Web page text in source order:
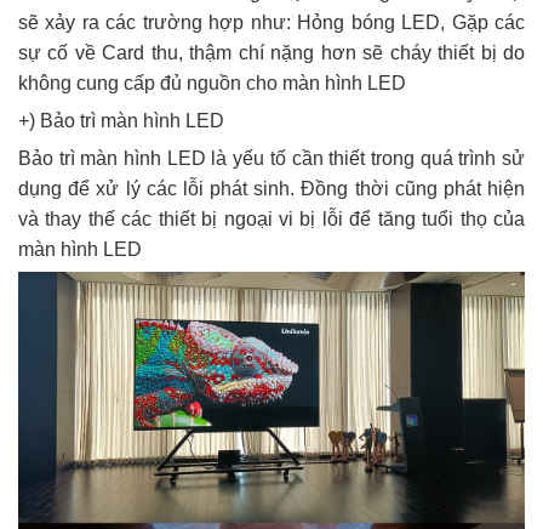
sẽ xảy ra các trường hợp như: Hỏng bóng LED, Gặp các
sự cố về Card thu, thậm chí nặng hơn sẽ cháy thiết bị do
không cung cấp đủ nguồn cho màn hình LED
+) Bảo trì màn hình LED
Bảo trì màn hình LED là yếu tố cần thiết trong quá trình sử
dụng để xử lý các lỗi phát sinh. Đồng thời cũng phát hiện
và thay thế các thiết bị ngoại vi bị lỗi để tăng tuổi thọ của
màn hình LED